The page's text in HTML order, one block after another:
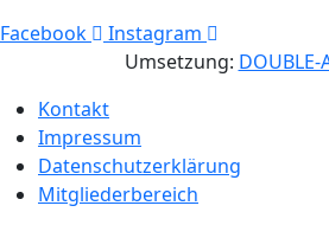
Facebook
Instagram
Umsetzung: DOUBLE-
Kontakt
Impressum
Datenschutzerklärung
Mitgliederbereich